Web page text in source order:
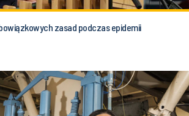
zasad podczas epidemii